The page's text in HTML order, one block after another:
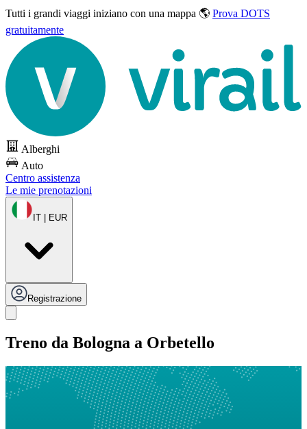
Tutti i grandi viaggi iniziano con una mappa 🌎 Prova DOTS
gratuitamente
Alberghi
Auto
Centro assistenza
Le mie prenotazioni
IT | EUR
Registrazione
Treno da Bologna a Orbetello